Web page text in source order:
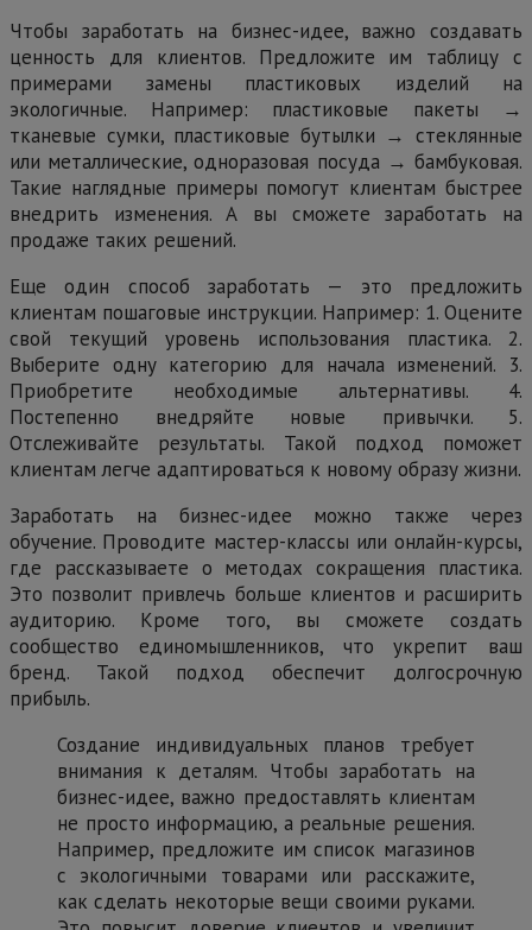
Чтобы заработать на бизнес-идее, важно создавать
ценность для клиентов. Предложите им таблицу с
примерами замены пластиковых изделий на
экологичные. Например: пластиковые пакеты →
тканевые сумки, пластиковые бутылки → стеклянные
или металлические, одноразовая посуда → бамбуковая.
Такие наглядные примеры помогут клиентам быстрее
внедрить изменения. А вы сможете заработать на
продаже таких решений.
Еще один способ заработать — это предложить
клиентам пошаговые инструкции. Например: 1. Оцените
свой текущий уровень использования пластика. 2.
Выберите одну категорию для начала изменений. 3.
Приобретите необходимые альтернативы. 4.
Постепенно внедряйте новые привычки. 5.
Отслеживайте результаты. Такой подход поможет
клиентам легче адаптироваться к новому образу жизни.
Заработать на бизнес-идее можно также через
обучение. Проводите мастер-классы или онлайн-курсы,
где рассказываете о методах сокращения пластика.
Это позволит привлечь больше клиентов и расширить
аудиторию. Кроме того, вы сможете создать
сообщество единомышленников, что укрепит ваш
бренд. Такой подход обеспечит долгосрочную
прибыль.
Создание индивидуальных планов требует
внимания к деталям. Чтобы заработать на
бизнес-идее, важно предоставлять клиентам
не просто информацию, а реальные решения.
Например, предложите им список магазинов
с экологичными товарами или расскажите,
как сделать некоторые вещи своими руками.